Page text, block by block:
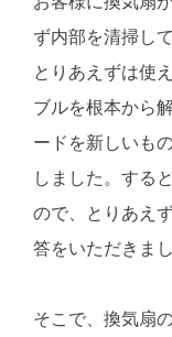
ず内部を清掃し
とりあえずは使
ブルを根本から
ードを新しいも
しました。する
ので、とりあえ
答をいただきまし
そこで、換気扇